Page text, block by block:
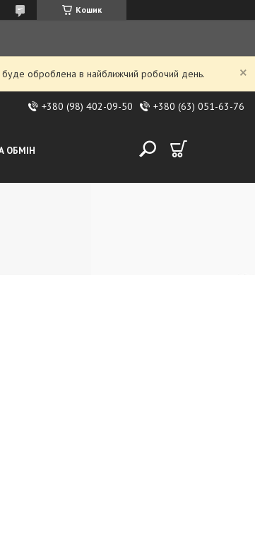
Кошик
буде оброблена в найближчий робочий день.
+380 (98) 402-09-50 +380 (63) 051-63-76
ОБМІН